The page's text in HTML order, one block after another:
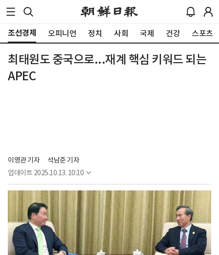
조선경제 오피니언 정치 사회 국제 건강 스포츠
최태원도 중국으로...재계 핵심 키워드 되는
APEC
이영관 기자
석남준 기자
업데이트 2025.10.13. 10:10